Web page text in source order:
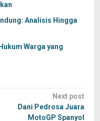
Analisis Hingga
Warga yang
Next post
Dani Pedrosa Juara
MotoGP Spanyol